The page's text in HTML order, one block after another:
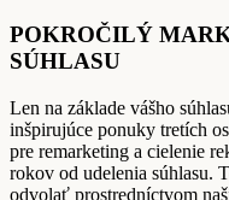
POKROČILÝ
SÚHLASU
Len na základe vášho
inšpirujúce ponuky tretích
pre remarketing a cielenie
rokov od udelenia súhlasu.
odvolať prostredníctvom